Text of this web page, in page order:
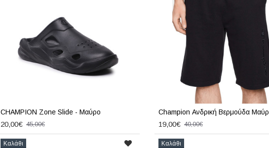
CHAMPION Zone Slide - Μαύρο
20,00€ 45,00€
Καλάθι
Champion Ανδρική Βερμούδα
19,00€ 40,00€
Καλάθι